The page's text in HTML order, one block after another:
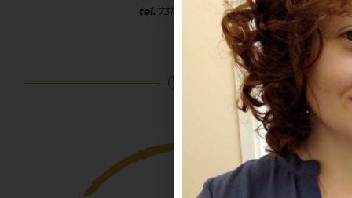
tel. 731-113-763